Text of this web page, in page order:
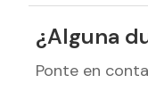
¿Alguna
Ponte en